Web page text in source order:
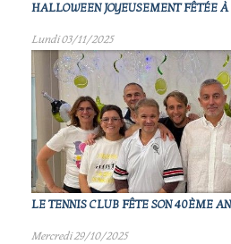
HALLOWEEN JOYEUSEMENT FÊTÉE
Lundi 03/11/2025
LE TENNIS CLUB FÊTE SON 40ÈME
Mercredi 29/10/2025